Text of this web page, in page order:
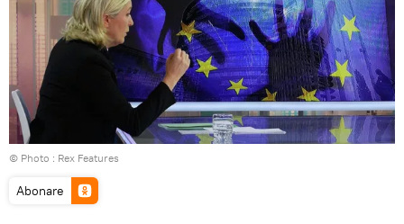
© Photo : Rex Features
Abonare